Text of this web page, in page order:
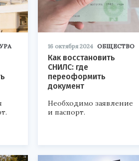
16 октября 2024 ОБЩЕСТВО
Как восстановить
СНИЛС: где
переоформить
документ
Необходимо заявление
и паспорт.